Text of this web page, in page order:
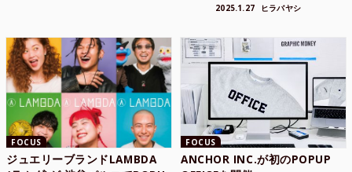
2025.1.27 ヒラバヤシ
FOCUS
ジュエリーブランドLAMBDA
FOCUS
ANCHOR INC.が初のPOPUP